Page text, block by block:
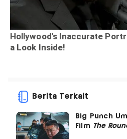
Berita Terkait
Big Punch
Film The